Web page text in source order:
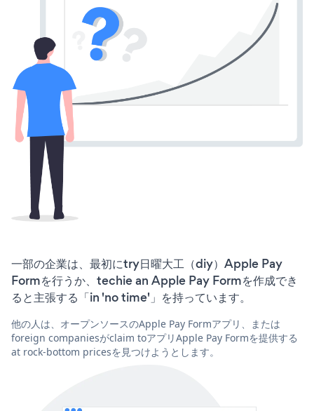
一部の企業は、最初にtry日曜大工（diy）Apple Pay
Formを行うか、techie an Apple Pay Formを作成でき
ると主張する「in 'no time'」を持っています。
他の人は、オープンソースのApple Pay Formアプリ、または
foreign companiesがclaim toアプリApple Pay Formを提供する
at rock-bottom pricesを見つけようとします。